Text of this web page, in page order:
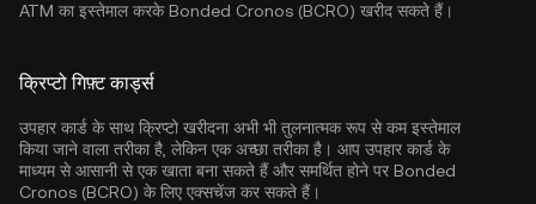
ATM का इस्तेमाल करके Bonded Cronos (BCRO) खरीद सकते हैं।
क्रिप्टो गिफ़्ट कार्ड्स
उपहार कार्ड के साथ क्रिप्टो खरीदना अभी भी तुलनात्मक रूप से कम इस्तेमाल
किया जाने वाला तरीका है, लेकिन एक अच्छा तरीका है। आप उपहार कार्ड के
माध्यम से आसानी से एक खाता बना सकते हैं और समर्थित होने पर Bonded
Cronos (BCRO) के लिए एक्सचेंज कर सकते हैं।